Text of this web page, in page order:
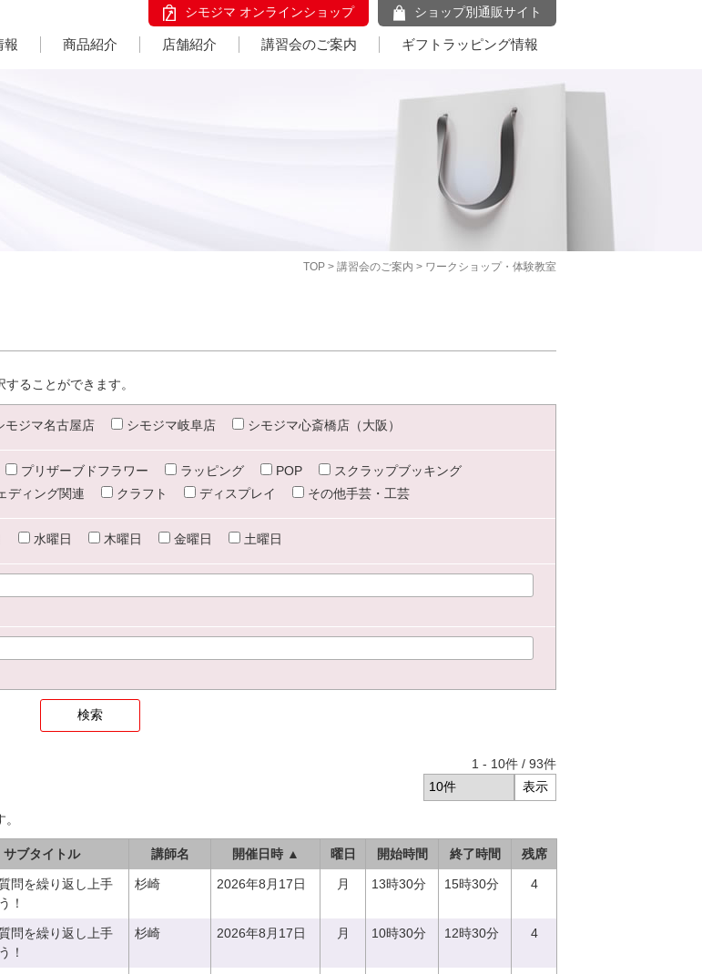
シモジマ オンラインショップ ショップ別通販サイト
報 商品紹介 店舗紹介 講習会のご案内 ギフトラッピング情報
TOP > 講習会のご案内 > ワークショップ・体験教室
ることができます。
モジマ名古屋店 シモジマ岐阜店 シモジマ心斎橋店（大阪）
プリザーブドフラワー ラッピング POP
スクラップブッキング
ディング関連 クラフト ディスプレイ その他手芸・工芸
水曜日 木曜日 金曜日 土曜日
1 - 10件 / 93件
サブタイトル 講師名 開催日時 ▲ 曜日 開始時間 終了時間 残席
問を繰り返し上手
！
杉崎 2026年8月17日 月 13時30分 15時30分 4
問を繰り返し上手
！
杉崎 2026年8月17日 月 10時30分 12時30分 4